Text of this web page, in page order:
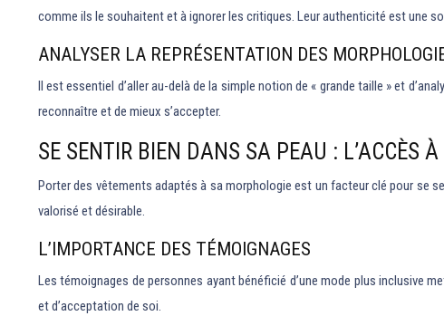
comme ils le souhaitent et à ignorer les critiques. Leur authenticité est une
ANALYSER LA REPRÉSENTATION DES
Il est essentiel d’aller au-delà de la simple notion de « grande taille » et
reconnaître et de mieux s’accepter.
SE SENTIR BIEN DANS SA PEAU : L’ACCÈS
Porter des vêtements adaptés à sa morphologie est un facteur clé pour se
valorisé et désirable.
L’IMPORTANCE DES TÉMOIGNAGES
Les témoignages de personnes ayant bénéficié d’une mode plus inclusive
et d’acceptation de soi.